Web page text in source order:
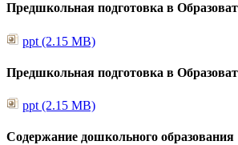
Предшкольная подготовка в
ppt (2.15 MB)
Предшкольная подготовка в
ppt (2.15 MB)
Содержание дошкольного образования